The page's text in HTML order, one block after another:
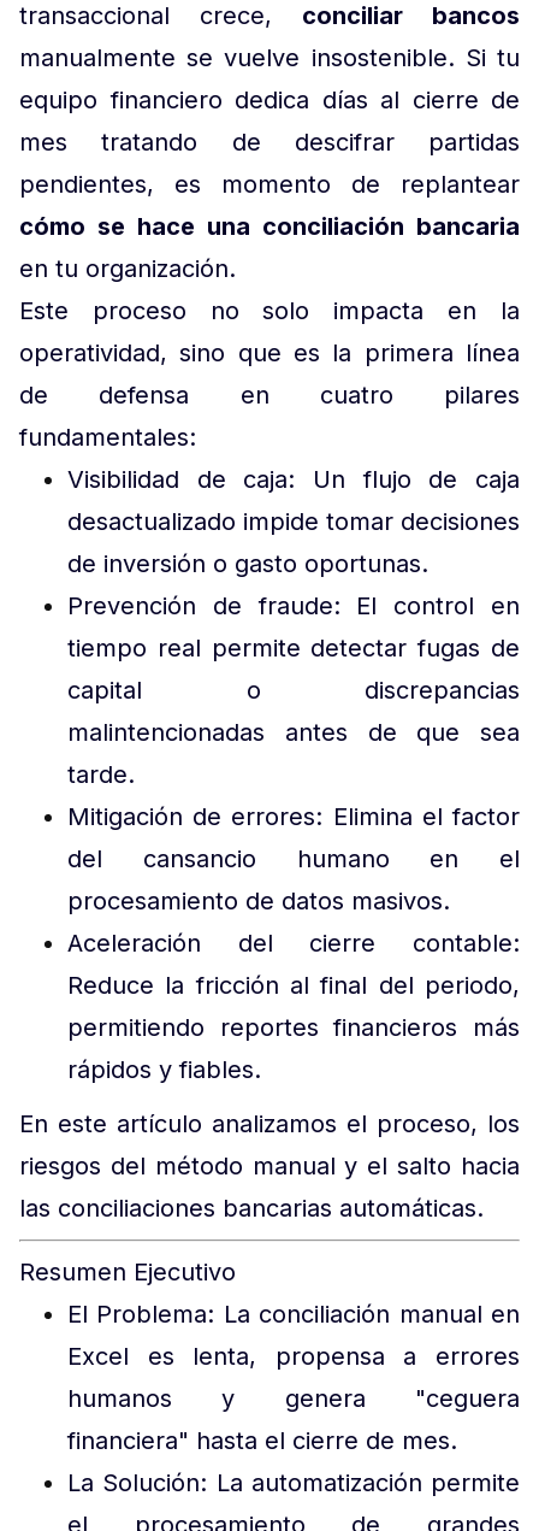
transaccional crece, conciliar bancos
manualmente se vuelve insostenible. Si tu
equipo financiero dedica días al cierre de
mes tratando de descifrar partidas
pendientes, es momento de replantear
cómo se hace una conciliación bancaria
en tu organización.
Este proceso no solo impacta en la
operatividad, sino que es la primera línea
de defensa en cuatro pilares
fundamentales:
Visibilidad de caja: Un flujo de caja
desactualizado impide tomar decisiones
de inversión o gasto oportunas.
Prevención de fraude: El control en
tiempo real permite detectar fugas de
capital o discrepancias
malintencionadas antes de que sea
tarde.
Mitigación de errores: Elimina el factor
del cansancio humano en el
procesamiento de datos masivos.
Aceleración del cierre contable:
Reduce la fricción al final del periodo,
permitiendo reportes financieros más
rápidos y fiables.
En este artículo analizamos el proceso, los
riesgos del método manual y el salto hacia
las conciliaciones bancarias automáticas.
Resumen Ejecutivo
El Problema: La conciliación manual en
Excel es lenta, propensa a errores
humanos y genera "ceguera
financiera" hasta el cierre de mes.
La Solución: La automatización permite
el procesamiento de grandes